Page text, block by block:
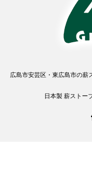
広島市安芸区・東広島市の薪
日本製 薪ストー